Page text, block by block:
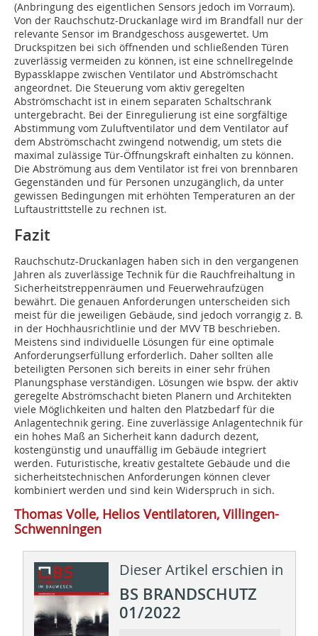
(Anbringung des eigentlichen Sensors jedoch im Vorraum).
Von der Rauchschutz-Druckanlage wird im Brandfall nur der
relevante Sensor im Brandgeschoss ausgewertet. Um
Druckspitzen bei sich öffnenden und schließenden Türen
zuverlässig vermeiden zu können, ist eine schnellregelnde
Bypassklappe zwischen Ventilator und Abströmschacht
angeordnet. Die Steuerung vom aktiv geregelten
Abströmschacht ist in einem separaten Schaltschrank
untergebracht. Bei der Einregulierung ist eine sorgfältige
Abstimmung vom Zuluftventilator und dem Ventilator auf
dem Abströmschacht zwingend notwendig, um stets die
maximal zulässige Tür-Öffnungskraft einhalten zu können.
Die Abströmung aus dem Ventilator ist frei von brennbaren
Gegenständen und für Personen unzugänglich, da unter
gewissen Bedingungen mit erhöhten Temperaturen an der
Luftaustrittstelle zu rechnen ist.
Fazit
Rauchschutz-Druckanlagen haben sich in den vergangenen
Jahren als zuverlässige Technik für die Rauchfreihaltung in
Sicherheitstreppenräumen und Feuerwehraufzügen
bewährt. Die genauen Anforderungen unterscheiden sich
meist für die jeweiligen Gebäude, sind jedoch vorrangig z. B.
in der Hochhausrichtlinie und der MVV TB beschrieben.
Meistens sind individuelle Lösungen für eine optimale
Anforderungserfüllung erforderlich. Daher sollten alle
beteiligten Personen sich bereits in einer sehr frühen
Planungsphase verständigen. Lösungen wie bspw. der aktiv
geregelte Abströmschacht bieten Planern und Architekten
viele Möglichkeiten und halten den Platzbedarf für die
Anlagentechnik gering. Eine zuverlässige Anlagentechnik für
ein hohes Maß an Sicherheit kann dadurch dezent,
kostengünstig und unauffällig im Gebäude integriert
werden. Futuristische, kreativ gestaltete Gebäude und die
sicherheitstechnischen Anforderungen können clever
kombiniert werden und sind kein Widerspruch in sich.
Thomas Volle, Helios Ventilatoren, Villingen-
Schwenningen
Dieser Artikel erschien in
BS BRANDSCHUTZ
01/2022